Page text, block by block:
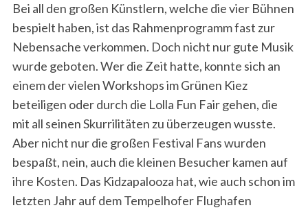
Bei all den großen Künstlern, welche die vier Bühnen
bespielt haben, ist das Rahmenprogramm fast zur
Nebensache verkommen. Doch nicht nur gute Musik
wurde geboten. Wer die Zeit hatte, konnte sich an
einem der vielen Workshops im Grünen Kiez
beteiligen oder durch die Lolla Fun Fair gehen, die
mit all seinen Skurrilitäten zu überzeugen wusste.
Aber nicht nur die großen Festival Fans wurden
bespaßt, nein, auch die kleinen Besucher kamen auf
ihre Kosten. Das Kidzapalooza hat, wie auch schon im
letzten Jahr auf dem Tempelhofer Flughafen